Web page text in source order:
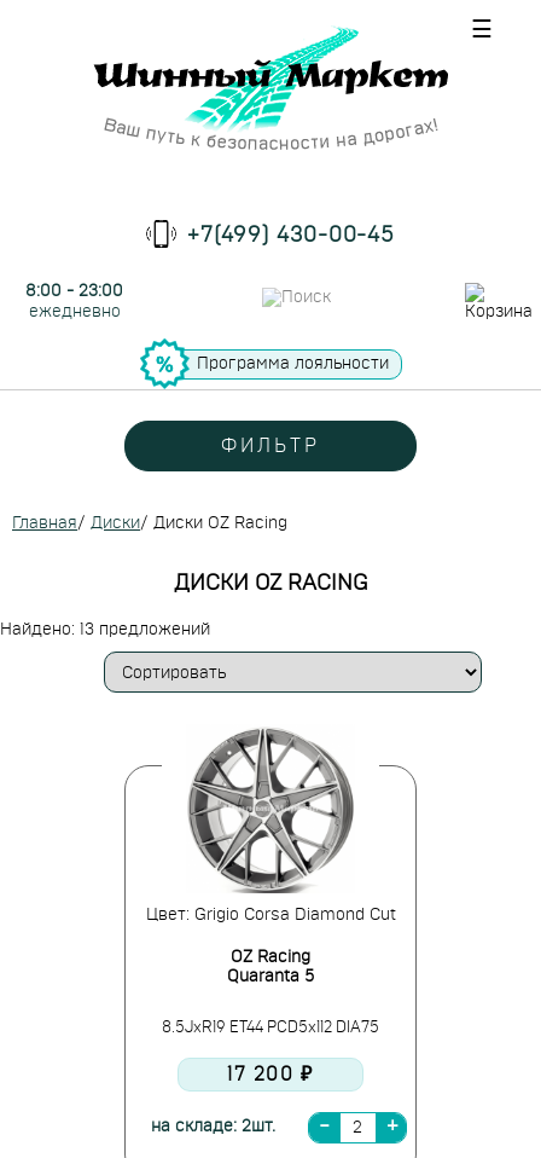
☰
+7(499) 430-00-45
8:00 - 23:00
ежедневно
Программа лояльности
ФИЛЬТР
Главная/ Диски/ Диски OZ Racing
ДИСКИ OZ RACING
Найдено: 13 предложений
Цвет: Grigio Corsa Diamond Cut
OZ Racing
Quaranta 5
8.5JxR19 ET44 PCD5x112 DIA75
17 200 ₽
на складе: 2шт.